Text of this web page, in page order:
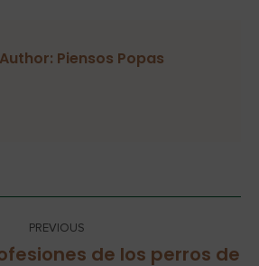
Author: Piensos Popas
PREVIOUS
de los perros de